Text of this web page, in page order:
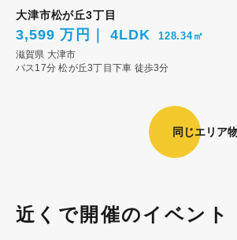
大津市松が丘3丁目
3,599 万円 4LDK 128.34㎡
滋賀県 大津市
バス17分 松が丘3丁目下車 徒歩3分
同じエリア
近くで開催のイベント